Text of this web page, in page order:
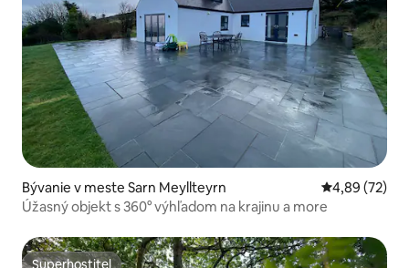
Bývanie v meste Sarn Meyllteyrn Priemerné
4,89 (72)
Úžasný objekt s 360° výhľadom na krajinu a more
Superhostiteľ